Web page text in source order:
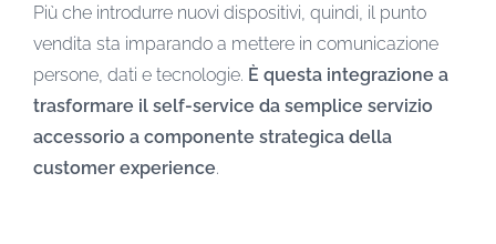
Più che introdurre nuovi dispositivi, quindi, il punto
vendita sta imparando a mettere in comunicazione
persone, dati e tecnologie. È questa integrazione a
trasformare il self-service da semplice servizio
accessorio a componente strategica della
customer experience.